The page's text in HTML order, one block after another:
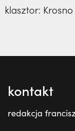
klasztory
ochrona
święci
33) | o.
klasztor: Krosno
kontakt
redakcja